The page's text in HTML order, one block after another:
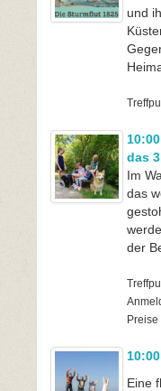
und
das
Im
das
der
Eine